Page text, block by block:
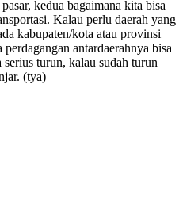
kedua bagaimana kita bisa
Kalau perlu daerah yang
kabupaten/kota atau provinsi
antardaerahnya bisa
turun, kalau sudah turun
(tya)